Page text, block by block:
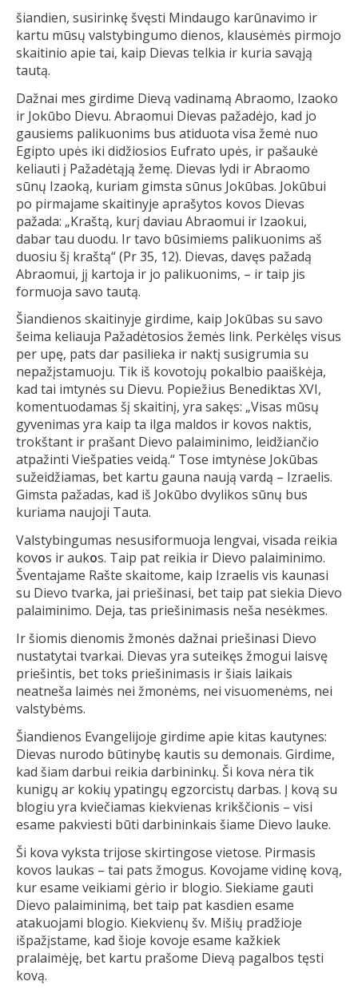
šiandien, susirinkę švęsti Mindaugo karūnavimo ir
kartu mūsų valstybingumo dienos, klausėmės pirmojo
skaitinio apie tai, kaip Dievas telkia ir kuria savąją
tautą.
Dažnai mes girdime Dievą vadinamą Abraomo, Izaoko
ir Jokūbo Dievu. Abraomui Dievas pažadėjo, kad jo
gausiems palikuonims bus atiduota visa žemė nuo
Egipto upės iki didžiosios Eufrato upės, ir pašaukė
keliauti į Pažadėtąją žemę. Dievas lydi ir Abraomo
sūnų Izaoką, kuriam gimsta sūnus Jokūbas. Jokūbui
po pirmajame skaitinyje aprašytos kovos Dievas
pažada: „Kraštą, kurį daviau Abraomui ir Izaokui,
dabar tau duodu. Ir tavo būsimiems palikuonims aš
duosiu šį kraštą“ (Pr 35, 12). Dievas, davęs pažadą
Abraomui, jį kartoja ir jo palikuonims, – ir taip jis
formuoja savo tautą.
Šiandienos skaitinyje girdime, kaip Jokūbas su savo
šeima keliauja Pažadėtosios žemės link. Perkėlęs visus
per upę, pats dar pasilieka ir naktį susigrumia su
nepažįstamuoju. Tik iš kovotojų pokalbio paaiškėja,
kad tai imtynės su Dievu. Popiežius Benediktas XVI,
komentuodamas šį skaitinį, yra sakęs: „Visas mūsų
gyvenimas yra kaip ta ilga maldos ir kovos naktis,
trokštant ir prašant Dievo palaiminimo, leidžiančio
atpažinti Viešpaties veidą.“ Tose imtynėse Jokūbas
sužeidžiamas, bet kartu gauna naują vardą – Izraelis.
Gimsta pažadas, kad iš Jokūbo dvylikos sūnų bus
kuriama naujoji Tauta.
Valstybingumas nesusiformuoja lengvai, visada reikia
kovos ir aukos. Taip pat reikia ir Dievo palaiminimo.
Šventajame Rašte skaitome, kaip Izraelis vis kaunasi
su Dievo tvarka, jai priešinasi, bet taip pat siekia Dievo
palaiminimo. Deja, tas priešinimasis neša nesėkmes.
Ir šiomis dienomis žmonės dažnai priešinasi Dievo
nustatytai tvarkai. Dievas yra suteikęs žmogui laisvę
priešintis, bet toks priešinimasis ir šiais laikais
neatneša laimės nei žmonėms, nei visuomenėms, nei
valstybėms.
Šiandienos Evangelijoje girdime apie kitas kautynes:
Dievas nurodo būtinybę kautis su demonais. Girdime,
kad šiam darbui reikia darbininkų. Ši kova nėra tik
kunigų ar kokių ypatingų egzorcistų darbas. Į kovą su
blogiu yra kviečiamas kiekvienas krikščionis – visi
esame pakviesti būti darbininkais šiame Dievo lauke.
Ši kova vyksta trijose skirtingose vietose. Pirmasis
kovos laukas – tai pats žmogus. Kovojame vidinę kovą,
kur esame veikiami gėrio ir blogio. Siekiame gauti
Dievo palaiminimą, bet taip pat kasdien esame
atakuojami blogio. Kiekvienų šv. Mišių pradžioje
išpažįstame, kad šioje kovoje esame kažkiek
pralaimėję, bet kartu prašome Dievą pagalbos tęsti
kovą.